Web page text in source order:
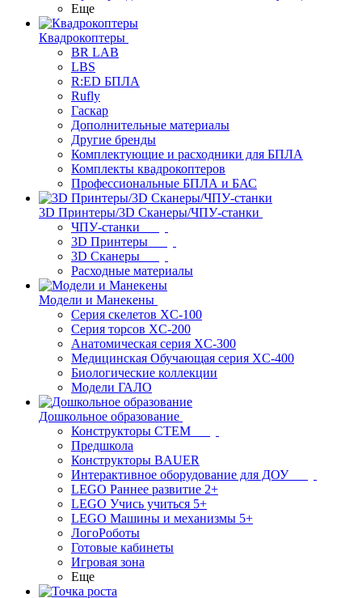
Еще
Квадрокоптеры
BR LAB
LBS
R:ED БПЛА
Rufly
Гаскар
Дополнительные материалы
Другие бренды
Комплектующие и расходники для БПЛА
Комплекты квадрокоптеров
Профессиональные БПЛА и БАС
3D Принтеры/3D Сканеры/ЧПУ-станки
ЧПУ-станки
3D Принтеры
3D Сканеры
Расходные материалы
Модели и Манекены
Серия скелетов XC-100
Серия торсов XC-200
Анатомическая серия XC-300
Медицинская Обучающая серия XC-400
Биологические коллекции
Модели ГАЛО
Дошкольное образование
Конструкторы СТЕМ
Предшкола
Конструкторы BAUER
Интерактивное оборудование для ДОУ
LEGO Раннее развитие 2+
LEGO Учись учиться 5+
LEGO Машины и механизмы 5+
ЛогоРоботы
Готовые кабинеты
Игровая зона
Еще